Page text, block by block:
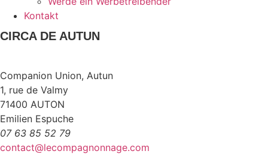
Kontakt
CIRCA DE AUTUN
Companion Union, Autun
1, rue de Valmy
71400 AUTON
Emilien Espuche
07 63 85 52 79
contact@lecompagnonnage.com